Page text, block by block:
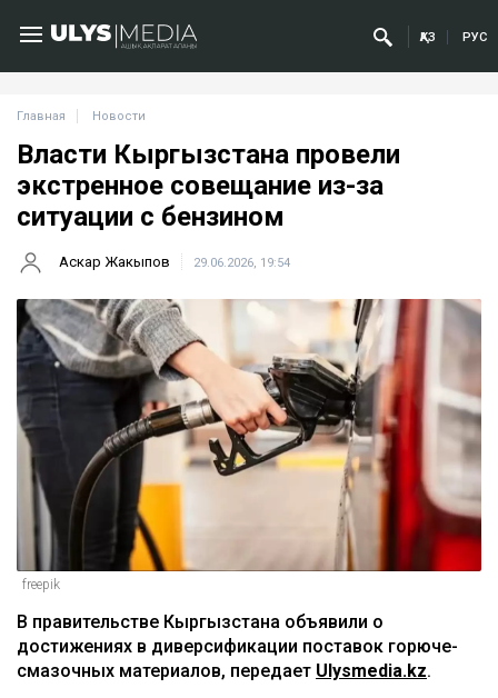
ҚАЗ РУС
Главная Новости
Власти Кыргызстана провели
экстренное совещание из-за
ситуации с бензином
Аскар Жакыпов 29.06.2026, 19:54
freepik
В правительстве Кыргызстана объявили о
достижениях в диверсификации поставок горюче-
смазочных материалов, передает Ulysmedia.kz.